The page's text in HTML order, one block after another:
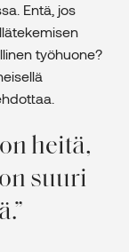
Entä, jos
työhuone?
heitä,
suuri